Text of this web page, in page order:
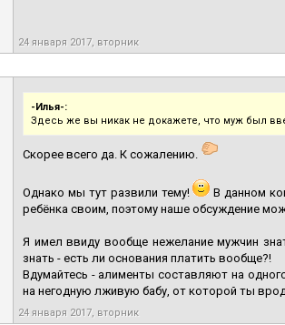
24 января 2017, вторник
-Илья-:
Здесь же вы никак не докажете, что муж был
Скорее всего да. К сожалению.
Однако мы тут развили тему!
В данном
ребёнка своим, поэтому наше обсуждение
Я имел ввиду вообще нежелание мужчин
знать - есть ли основания платить вообще?!
Вдумайтесь - алименты составляют на
на негодную лживую бабу, от которой ты
24 января 2017, вторник